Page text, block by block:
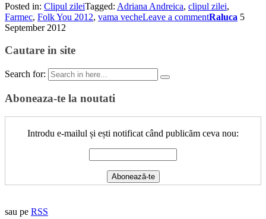
Posted in: Clipul zileiTagged: Adriana Andreica, clipul zilei,
Farmec, Folk You 2012, vama vecheLeave a commentRaluca 5
September 2012
Cautare in site
Search for:
Aboneaza-te la noutati
Introdu e-mailul și ești notificat când publicăm ceva nou:
sau pe RSS